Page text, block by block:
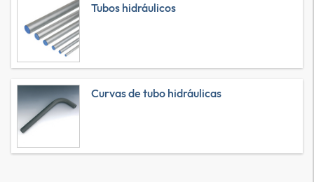
Tubos hidráulicos
Curvas de tubo hidráulicas